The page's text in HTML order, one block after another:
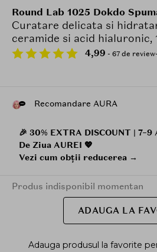
Round Lab 1025 Dokdo
Curatare delicata si
ceramide si acid hialuronic,
4,99 - 67 de
Recomandare AURA
🎉 30% EXTRA DISCOUNT | 7–9
De Ziua AUREI 💖
Vezi cum obții reducerea →
Produs indisponibil momentan
ADAUGA LA
Adauga produsul la favorite